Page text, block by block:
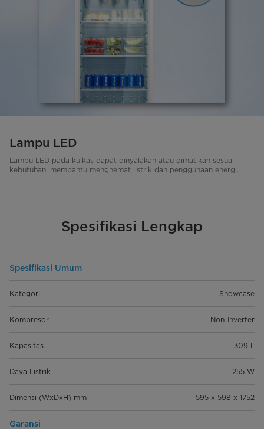
Lampu LED
Lampu LED pada kulkas dapat dinyalakan atau dimatikan sesuai
kebutuhan, membantu menghemat listrik dan penggunaan energi.
Spesifikasi Lengkap
Spesifikasi Umum
Kategori Showcase
Kompresor Non-Inverter
Kapasitas 309 L
Daya Listrik 255 W
Dimensi (WxDxH) mm 595 x 598 x 1752
Garansi